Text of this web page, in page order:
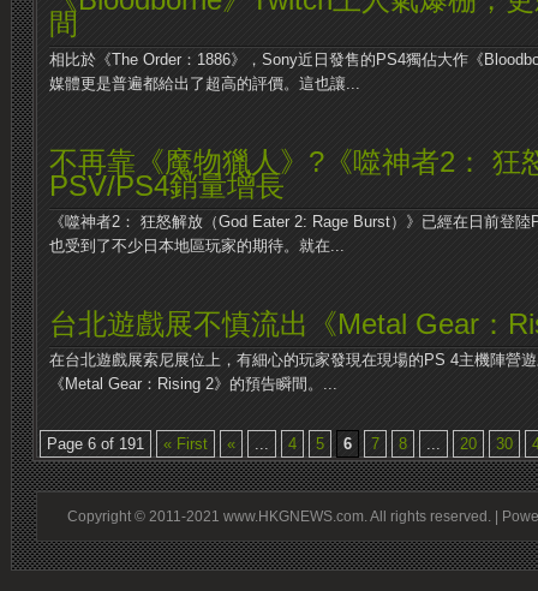
間
相比於《The Order：1886》，Sony近日發售的PS4獨佔大作《
媒體更是普遍都給出了超高的評價。這也讓...
不再靠《魔物獵人》?《噬神者2： 狂
PSV/PS4銷量增長
《噬神者2： 狂怒解放（God Eater 2: Rage Burst）》已經在日前登
也受到了不少日本地區玩家的期待。就在...
台北遊戲展不慎流出《Metal Gear：
在台北遊戲展索尼展位上，有細心的玩家發現在現場的PS 4主機陣營
《Metal Gear：Rising 2》的預告瞬間。...
Page 6 of 191 « First « ... 4 5 6 7 8 ... 20 30
Copyright © 2011-2021 www.HKGNEWS.com. All rights reserved. |